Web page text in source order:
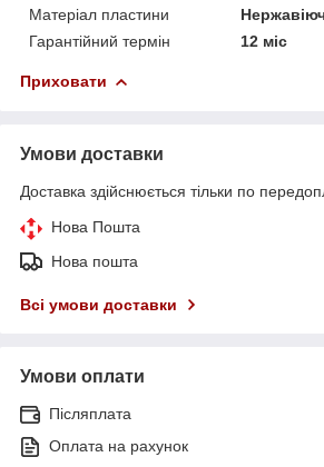
Матеріал пластини
Гарантійний термін
12 міс
Приховати
Умови доставки
Доставка здійснюється тільки по
Нова Пошта
Нова пошта
Всі умови доставки
Умови оплати
Післяплата
Оплата на рахунок